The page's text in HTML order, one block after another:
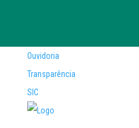
Ouvidoria
Transparência
SIC